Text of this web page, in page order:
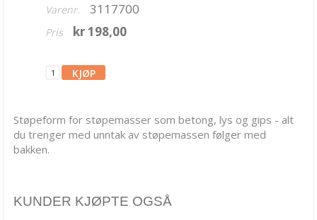
Betong
Såpestøping
Diverse leire
Varenr. 3117700
Pris kr 198,00
Støpeform for støpemasser som betong, lys og gips - alt
du trenger med unntak av støpemassen følger med
bakken.
KUNDER KJØPTE OGSÅ